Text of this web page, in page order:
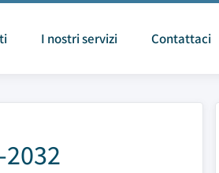
I nostri servizi Contattaci